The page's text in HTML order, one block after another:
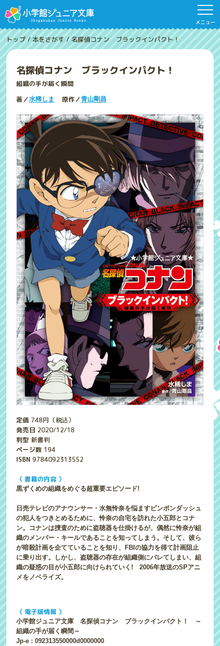
メニュー
トップ /本をさがす /名探偵コナン ブラックインパクト！
名探偵コナン ブラックインパクト！
組織の手が届く瞬間
著／水稀しま 原作／青山剛昌
定価 748円（税込）
発売日 2020/12/18
判型 新書判
ページ数 194
ISBN9784092313552
〈 書籍の内容 〉
黒ずくめの組織をめぐる超重要エピソード!
日売テレビのアナウンサー・水無怜奈を悩ますピンポンダッシュ
の犯人をつきとめるために、怜奈の自宅を訪れた小五郎とコナ
ン。コナンは捜査のために盗聴器を仕掛けるが、偶然に怜奈が組
織のメンバー・キールであることを知ってしまう。そして、彼ら
が暗殺計画を企てていることを知り、FBIの協力を得て計画阻止
に乗り出す。しかし、盗聴器の存在が組織側にバレてしまい、組
織の疑惑の目が小五郎に向けられていく! 2006年放送のSPアニ
メをノベライズ。
〈 電子版情報 〉
小学館ジュニア文庫 名探偵コナン ブラックインパクト！ ～
組織の手が届く瞬間～
Jp-e : 092313550000d0000000